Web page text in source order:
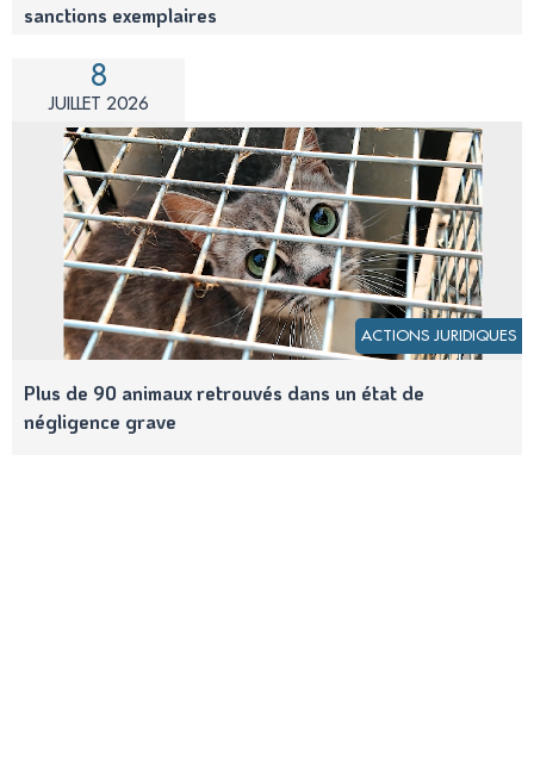
sanctions exemplaires
8
JUILLET 2026
ACTIONS JURIDIQUES
Plus de 90 animaux retrouvés dans un état de
négligence grave